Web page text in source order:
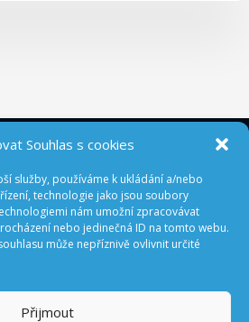
Souhlas s cookies
služby, používáme k ukládání a/nebo
technologie jako jsou soubory
nám umožní zpracovávat
nebo jedinečná ID na tomto webu.
může nepříznivě ovlivnit určité
Přijmout